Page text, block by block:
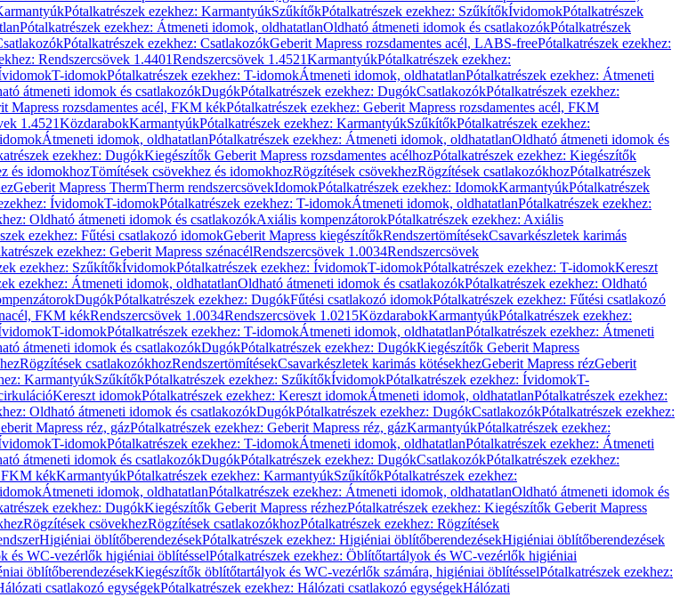
Pótalkatrészek ezekhez: KarmantyúkSzűkítőkPótalkatrészek ezekhez: SzűkítőkÍvidomokPótalkatrészek
Pótalkatrészek ezekhez: Átmeneti idomok, oldhatatlanOldható átmeneti idomok és csatlakozókPótalkatrészek
Pótalkatrészek ezekhez: CsatlakozókGeberit Mapress rozsdamentes acél, LABS-freePótalkatrészek ezekhez:
Rendszercsövek 1.4401Rendszercsövek 1.4521KarmantyúkPótalkatrészek ezekhez:
T-idomokPótalkatrészek ezekhez: T-idomokÁtmeneti idomok, oldhatatlanPótalkatrészek ezekhez: Átmeneti
átmeneti idomok és csatlakozókDugókPótalkatrészek ezekhez: DugókCsatlakozókPótalkatrészek ezekhez:
Mapress rozsdamentes acél, FKM kékPótalkatrészek ezekhez: Geberit Mapress rozsdamentes acél, FKM
1.4521KözdarabokKarmantyúkPótalkatrészek ezekhez: KarmantyúkSzűkítőkPótalkatrészek ezekhez:
Átmeneti idomok, oldhatatlanPótalkatrészek ezekhez: Átmeneti idomok, oldhatatlanOldható átmeneti idomok és
ezekhez: DugókKiegészítők Geberit Mapress rozsdamentes acélhozPótalkatrészek ezekhez: Kiegészítők
és idomokhozTömítések csövekhez és idomokhozRögzítések csövekhezRögzítések csatlakozókhozPótalkatrészek
Geberit Mapress ThermTherm rendszercsövekIdomokPótalkatrészek ezekhez: IdomokKarmantyúkPótalkatrészek
ÍvidomokT-idomokPótalkatrészek ezekhez: T-idomokÁtmeneti idomok, oldhatatlanPótalkatrészek ezekhez:
Oldható átmeneti idomok és csatlakozókAxiális kompenzátorokPótalkatrészek ezekhez: Axiális
ezekhez: Fűtési csatlakozó idomokGeberit Mapress kiegészítőkRendszertömítésekCsavarkészletek karimás
ezekhez: Geberit Mapress szénacélRendszercsövek 1.0034Rendszercsövek
ezekhez: SzűkítőkÍvidomokPótalkatrészek ezekhez: ÍvidomokT-idomokPótalkatrészek ezekhez: T-idomokKereszt
ezekhez: Átmeneti idomok, oldhatatlanOldható átmeneti idomok és csatlakozókPótalkatrészek ezekhez: Oldható
DugókPótalkatrészek ezekhez: DugókFűtési csatlakozó idomokPótalkatrészek ezekhez: Fűtési csatlakozó
FKM kékRendszercsövek 1.0034Rendszercsövek 1.0215KözdarabokKarmantyúkPótalkatrészek ezekhez:
T-idomokPótalkatrészek ezekhez: T-idomokÁtmeneti idomok, oldhatatlanPótalkatrészek ezekhez: Átmeneti
átmeneti idomok és csatlakozókDugókPótalkatrészek ezekhez: DugókKiegészítők Geberit Mapress
Rögzítések csatlakozókhozRendszertömítésekCsavarkészletek karimás kötésekhezGeberit Mapress rézGeberit
KarmantyúkSzűkítőkPótalkatrészek ezekhez: SzűkítőkÍvidomokPótalkatrészek ezekhez: ÍvidomokT-
Kereszt idomokPótalkatrészek ezekhez: Kereszt idomokÁtmeneti idomok, oldhatatlanPótalkatrészek ezekhez:
Oldható átmeneti idomok és csatlakozókDugókPótalkatrészek ezekhez: DugókCsatlakozókPótalkatrészek ezekhez:
Mapress réz, gázPótalkatrészek ezekhez: Geberit Mapress réz, gázKarmantyúkPótalkatrészek ezekhez:
T-idomokPótalkatrészek ezekhez: T-idomokÁtmeneti idomok, oldhatatlanPótalkatrészek ezekhez: Átmeneti
átmeneti idomok és csatlakozókDugókPótalkatrészek ezekhez: DugókCsatlakozókPótalkatrészek ezekhez:
FKM kékKarmantyúkPótalkatrészek ezekhez: KarmantyúkSzűkítőkPótalkatrészek ezekhez:
Átmeneti idomok, oldhatatlanPótalkatrészek ezekhez: Átmeneti idomok, oldhatatlanOldható átmeneti idomok és
ezekhez: DugókKiegészítők Geberit Mapress rézhezPótalkatrészek ezekhez: Kiegészítők Geberit Mapress
Rögzítések csövekhezRögzítések csatlakozókhozPótalkatrészek ezekhez: Rögzítések
Higiéniai öblítőberendezésekPótalkatrészek ezekhez: Higiéniai öblítőberendezésekHigiéniai öblítőberendezések
és WC-vezérlők higiéniai öblítésselPótalkatrészek ezekhez: Öblítőtartályok és WC-vezérlők higiéniai
öblítőberendezésekKiegészítők öblítőtartályok és WC-vezérlők számára, higiéniai öblítésselPótalkatrészek ezekhez:
csatlakozó egységekPótalkatrészek ezekhez: Hálózati csatlakozó egységekHálózati